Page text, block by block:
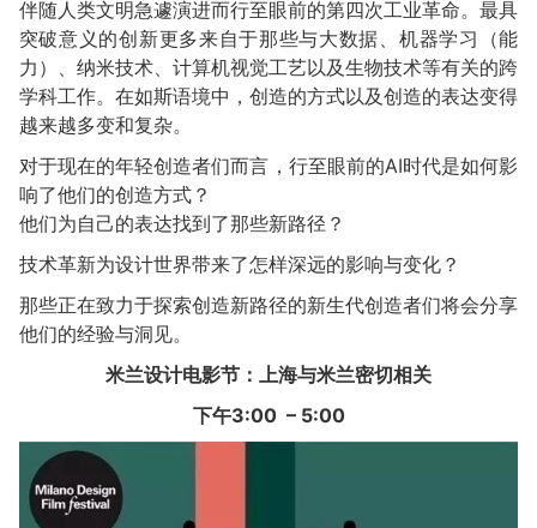
伴随人类文明急遽演进而行至眼前的第四次工业革命。最具
突破意义的创新更多来自于那些与大数据、机器学习（能
力）、纳米技术、计算机视觉工艺以及生物技术等有关的跨
学科工作。在如斯语境中，创造的方式以及创造的表达变得
越来越多变和复杂。
对于现在的年轻创造者们而言，行至眼前的AI时代是如何影
响了他们的创造方式？
他们为自己的表达找到了那些新路径？
技术革新为设计世界带来了怎样深远的影响与变化？
那些正在致力于探索创造新路径的新生代创造者们将会分享
他们的经验与洞见。
米兰设计电影节：上海与米兰密切相关
下午3:00 – 5:00